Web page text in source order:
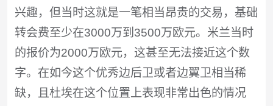
兴趣，但当时这就是一笔相当昂贵的交易，基础
转会费至少在3000万到3500万欧元。米兰当时
的报价为2000万欧元，这甚至无法接近这个数
字。在如今这个优秀边后卫或者边翼卫相当稀
缺，且杜埃在这个位置上表现非常出色的情况